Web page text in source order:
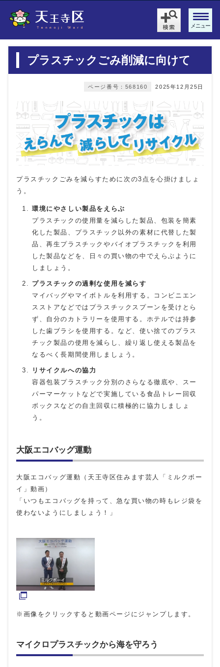
メニュー
プラスチックごみ削減に向けて
2025年12月25日
ページ番号：568160
プラスチックごみを減らすために次の3点を心掛けましょ
う。
環境にやさしい製品をえらぶ
プラスチックの使用量を減らした製品、包装を簡素
化した製品、プラスチック以外の素材に代替した製
品、再生プラスチックやバイオプラスチックを利用
した製品などを、日々の買い物の中でえらぶように
しましょう。
プラスチックの過剰な使用を減らす
マイバッグやマイボトルを利用する。コンビニエン
スストアなどではプラスチックスプーンを受けとら
ず、自分のカトラリーを使用する。ホテルでは持参
した歯ブラシを使用する。など、使い捨てのプラス
チック製品の使用を減らし、繰り返し使える製品を
なるべく長期間使用しましょう。
リサイクルへの協力
容器包装プラスチック分別のさらなる徹底や、スー
パーマーケットなどで実施している食品トレー回収
ボックスなどの自主回収に積極的に協力しましょ
う。
大阪エコバッグ運動
大阪エコバッグ運動（天王寺区住みます芸人「ミルクボー
イ」動画）
「いつもエコバッグを持って、急な買い物の時もレジ袋を
使わないようにしましょう！」
※画像をクリックすると動画ページにジャンプします。
マイクロプラスチックから海を守ろう